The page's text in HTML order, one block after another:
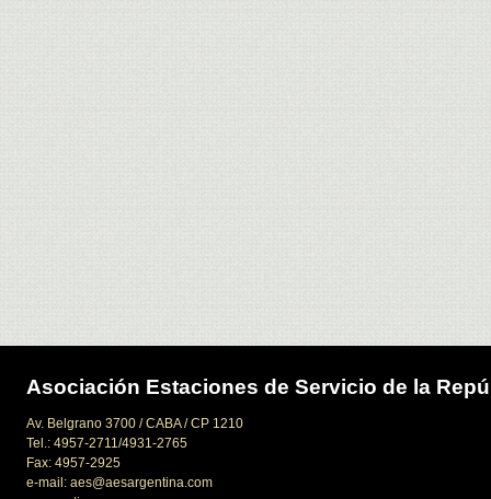
Asociación Estaciones de Servicio de la
Av. Belgrano 3700 / CABA / CP 1210
Tel.: 4957-2711/4931-2765
Fax: 4957-2925
e-mail: aes@aesargentina.com